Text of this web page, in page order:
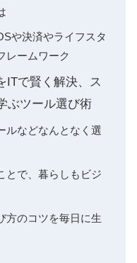
や決済やライフスタ
レームワーク
ITで賢く解決、ス
ぶツール選び術
ルなどなんとなく選
とで、暮らしもビジ
方のコツを毎日に生